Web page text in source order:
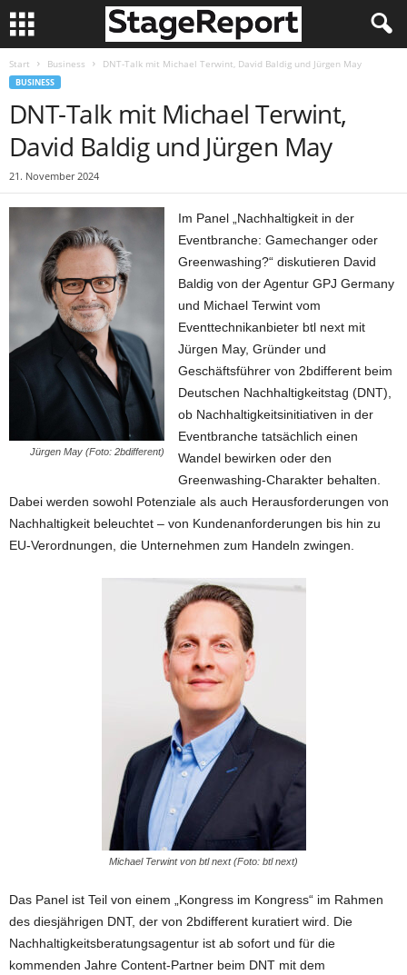
Start Business DNT-Talk mit Michael Terwint, David Baldig und Jürgen May
BUSINESS
DNT-Talk mit Michael Terwint,
David Baldig und Jürgen May
21. November 2024
Jürgen May (Foto: 2bdifferent)
Im Panel „Nachhaltigkeit in der
Eventbranche: Gamechanger oder
Greenwashing?“ diskutieren David
Baldig von der Agentur GPJ Germany
und Michael Terwint vom
Eventtechnikanbieter btl next mit
Jürgen May, Gründer und
Geschäftsführer von 2bdifferent beim
Deutschen Nachhaltigkeitstag (DNT),
ob Nachhaltigkeitsinitiativen in der
Eventbranche tatsächlich einen
Wandel bewirken oder den
Greenwashing-Charakter behalten.
Dabei werden sowohl Potenziale als auch Herausforderungen von
Nachhaltigkeit beleuchtet – von Kundenanforderungen bis hin zu
EU-Verordnungen, die Unternehmen zum Handeln zwingen.
Michael Terwint von btl next (Foto: btl next)
Das Panel ist Teil von einem „Kongress im Kongress“ im Rahmen
des diesjährigen DNT, der von 2bdifferent kuratiert wird. Die
Nachhaltigkeitsberatungsagentur ist ab sofort und für die
kommenden Jahre Content-Partner beim DNT mit dem